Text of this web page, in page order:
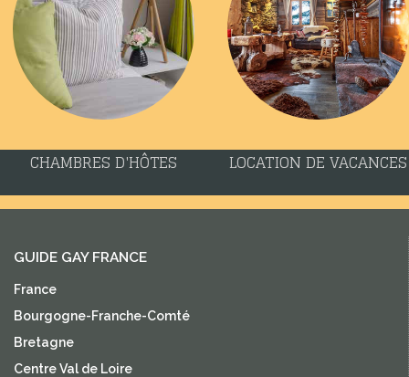
CHAMBRES D'HÔTES LOCATION DE VACANCES
GUIDE GAY FRANCE
France
Bourgogne-Franche-Comté
Bretagne
Centre Val de Loire